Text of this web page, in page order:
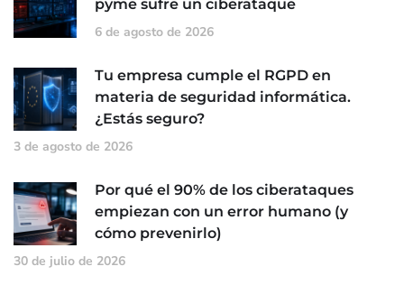
pyme sufre un ciberataque
6 de agosto de 2026
Tu empresa cumple el RGPD en
materia de seguridad informática.
¿Estás seguro?
3 de agosto de 2026
Por qué el 90% de los ciberataques
empiezan con un error humano (y
cómo prevenirlo)
30 de julio de 2026